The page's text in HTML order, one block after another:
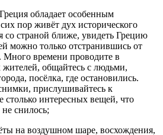
обладает особенным
пор живёт дух исторического
со страной ближе, увидеть Грецию
можно только отстранившись от
Много времени проводите в
жителей, общайтесь с людьми,
посёлка, где остановились.
прислушивайтесь к
столько интересных вещей, что
не снилось;
на воздушном шаре, восхождения,